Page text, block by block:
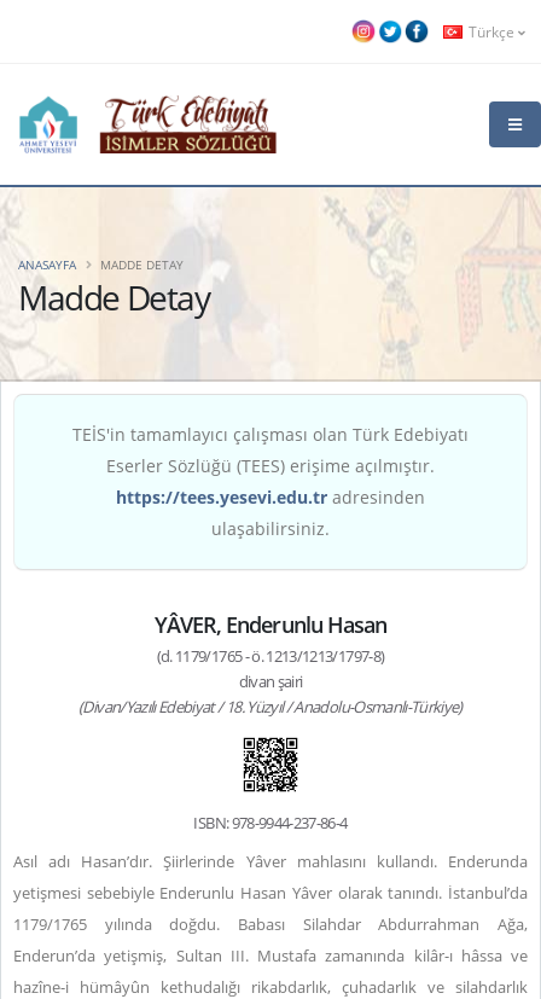
Türkçe
Madde Detay
ANASAYFA MADDE DETAY
TEİS'in tamamlayıcı çalışması olan Türk Edebiyatı
Eserler Sözlüğü (TEES) erişime açılmıştır.
https://tees.yesevi.edu.tr adresinden
ulaşabilirsiniz.
YÂVER, Enderunlu Hasan
(d. 1179/1765 - ö. 1213/1213/1797-8)
divan şairi
(Divan/Yazılı Edebiyat / 18. Yüzyıl / Anadolu-Osmanlı-Türkiye)
ISBN: 978-9944-237-86-4
Asıl adı Hasan’dır. Şiirlerinde Yâver mahlasını kullandı. Enderunda
yetişmesi sebebiyle Enderunlu Hasan Yâver olarak tanındı. İstanbul’da
1179/1765 yılında doğdu. Babası Silahdar Abdurrahman Ağa,
Enderun’da yetişmiş, Sultan III. Mustafa zamanında kilâr-ı hâssa ve
hazîne-i hümâyûn kethudalığı rikabdarlık, çuhadarlık ve silahdarlık